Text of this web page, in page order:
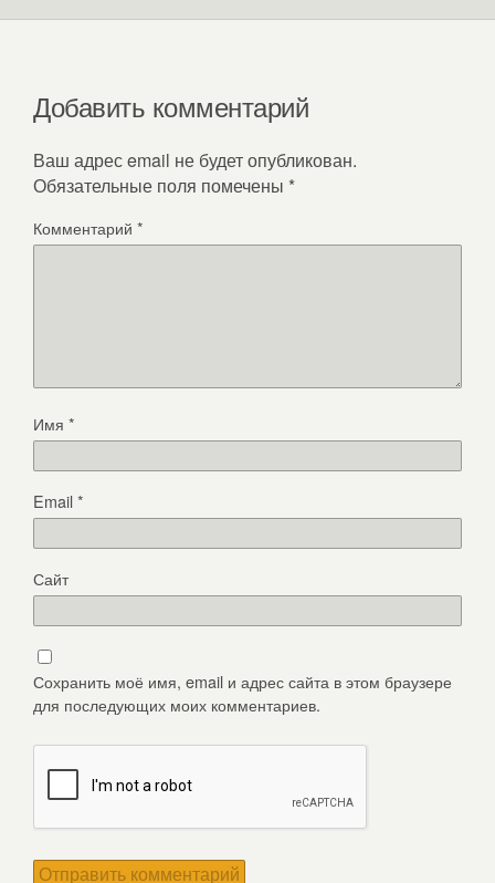
Добавить комментарий
Ваш адрес email не будет опубликован.
Обязательные поля помечены *
Комментарий *
Имя *
Email*
Сайт
Сохранить моё имя, email и адрес сайта в этом браузере
для последующих моих комментариев.